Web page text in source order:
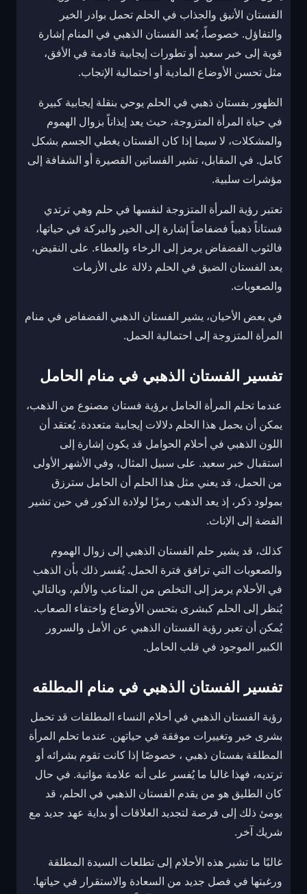
الفستان الأنيق والجذاب في الحلم تحمل بوادر الخير
والتفاؤل. خصوصاً، يُعد الفستان الذهبي في المنام إشارة
قوية إلى خبر سعيد أو تطورات إيجابية قادمة في الأفق،
مثل تحسن الأوضاع المادية أو احتمالية الإنجاب.
الظهور بفستان ذهبي في الحلم يوحي بنقلة إيجابية كبيرة
في حياة المرأة المتزوجة، حيث يعد إيذاناً بزوال الهموم
والمشكلات، لا سيما إذا كان الفستان يغطي الجسم بشكل
كامل. في المقابل، تشير الفساتين القصيرة أو الشفافة إلى
مؤشرات سلبية.
تعتبر رؤية المرأة المتزوجة لنفسها في حلم وهي ترتدي
فستاناً ذهبياً فضفاضاً إشارة إلى الخير والبركة في حياتها،
فالثوب الفضفاض يرمز إلى الرخاء والعطاء. على النقيض،
يعد الفستان الضيق في الحلم دلالة على الأزمات
والصعوبات.
في بعض الأحيان، يشير الفستان الذهبي الفضفاض في منام
المرأة المتزوجة إلى احتمالية الحمل.
تفسير الفستان الذهبي في منام الحامل
عندما تحلم المرأة الحامل برؤية فستان مصنوع من الذهب،
يمكن أن يحمل هذا الحلم دلالات إيجابية متعددة. يُعتقد أن
اللون الذهبي في أحلام الحوامل قد يكون إشارة إلى
استقبال خبر سعيد. على سبيل المثال، وفي الأشهر الأولى
من الحمل، قد يعني مثل هذا الحلم أن الحامل سترزق
بمولود ذكر، إذ يعد الذهب رمزًا لولادة الذكور في حين تشير
الفضة إلى الإناث.
كذلك، قد يشير حلم الفستان الذهبي إلى زوال الهموم
والصعوبات التي ترافق فترة الحمل. يُفسر ذلك بأن الذهب
في الأحلام يرمز إلى التخلص من المتاعب والألم، وبالتالي
يُنظر إلى الحلم كبشرى بتحسن الأوضاع واختفاء الصعاب.
يُمكن أن تعبر رؤية الفستان الذهبي عن الأمل والسرور
الكبير الموجود في قلب الحامل.
تفسير الفستان الذهبي في منام المطلقه
رؤية الفستان الذهبي في أحلام النساء المطلقات قد تحمل
بشرى خير وتغييرات موفقة في حياتهن. عندما تحلم المرأة
المطلقة بفستان ذهبي ، خصوصًا إذا كانت تقوم بشرائه أو
ترتديه، فهذا غالبا ما يُفسر على أنه علامة مؤاتية. في حال
كان الطليق هو من يقدم الفستان الذهبي في الحلم، قد
يومئ ذلك إلى فرصة لتجديد العلاقات أو بداية عهد جديد مع
شريك آخر.
غالبًا ما تشير هذه الأحلام إلى تطلعات السيدة المطلقة
ورغبتها في فصل جديد من السعادة والاستقرار في حياتها.